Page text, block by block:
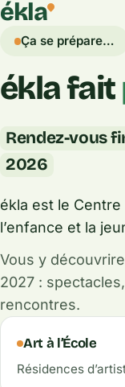
ékla
Ça se prépare…
ékla fait
Rendez-vous
2026
ékla est le
l’enfance et la
Vous y
2027 :
rencontres.
Ce que fait
Art à l’École
Résidences